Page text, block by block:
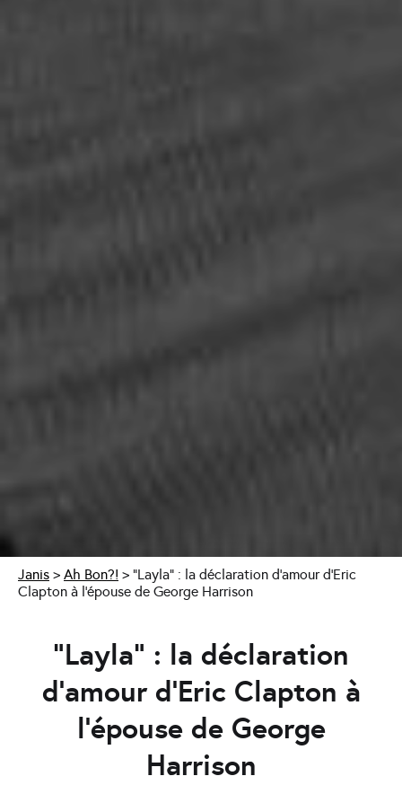
Janis > Ah Bon?! > “Layla” : la déclaration d’amour d’Eric
Clapton à l’épouse de George Harrison
“Layla” : la déclaration
d’amour d’Eric Clapton à
l’épouse de George
Harrison